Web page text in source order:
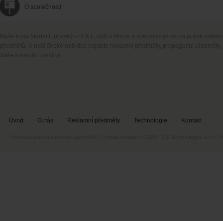
O společnosti
Úvod O nás Reklamní předměty Technologie Kontakt